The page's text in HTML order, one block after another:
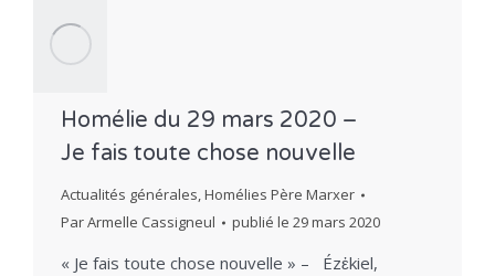
Homélie du 29 mars 2020 –
Je fais toute chose nouvelle
Actualités générales,Homélies Père Marxer
ParArmelle Cassigneul publié le 29 mars 2020
« Je fais toute chose nouvelle » – Ézἐkiel,